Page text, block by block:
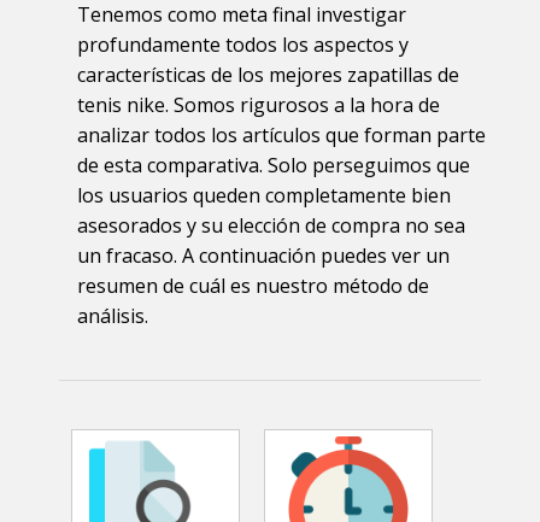
Tenemos como meta final investigar
profundamente todos los aspectos y
características de los mejores zapatillas de
tenis nike. Somos rigurosos a la hora de
analizar todos los artículos que forman parte
de esta comparativa. Solo perseguimos que
los usuarios queden completamente bien
asesorados y su elección de compra no sea
un fracaso. A continuación puedes ver un
resumen de cuál es nuestro método de
análisis.